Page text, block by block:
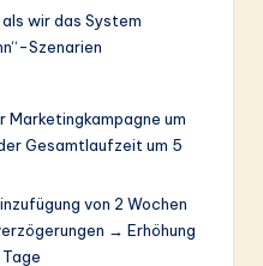
wir das System
Szenarien
Marketingkampagne um
Gesamtlaufzeit um 5
von 2 Wochen
→ Erhöhung